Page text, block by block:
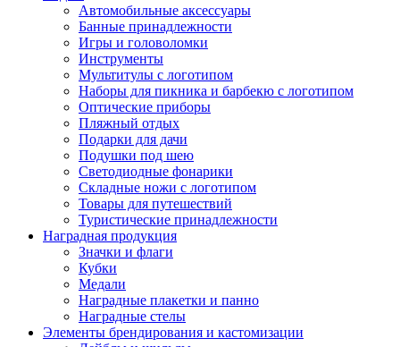
Автомобильные аксессуары
Банные принадлежности
Игры и головоломки
Инструменты
Мультитулы с логотипом
Наборы для пикника и барбекю с логотипом
Оптические приборы
Пляжный отдых
Подарки для дачи
Подушки под шею
Светодиодные фонарики
Складные ножи с логотипом
Товары для путешествий
Туристические принадлежности
Наградная продукция
Значки и флаги
Кубки
Медали
Наградные плакетки и панно
Наградные стелы
Элементы брендирования и кастомизации